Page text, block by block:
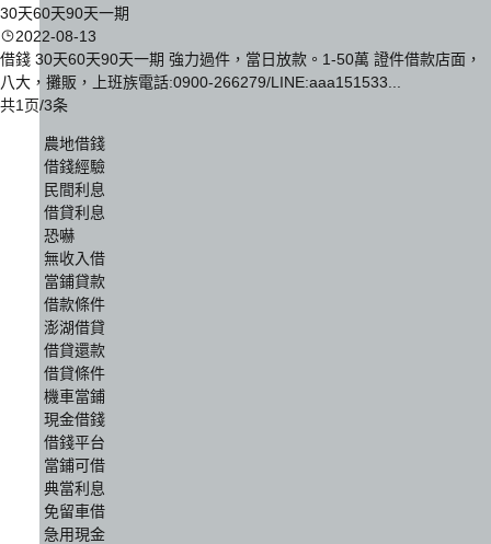
30天60天90天一期
2022-08-13
借錢 30天60天90天一期 強力過件，當日放款。1-50萬 證件借款店面，
八大，攤販，上班族電話:0900-266279/LINE:aaa151533...
共1页/3条
農地借錢
借錢經驗
民間利息
借貸利息
恐嚇
無收入借
當鋪貸款
借款條件
澎湖借貸
借貸還款
借貸條件
機車當鋪
現金借錢
借錢平台
當鋪可借
典當利息
免留車借
急用現金